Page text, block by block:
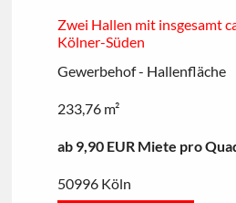
Zwei Hallen mit insgesamt
Kölner-Süden
Gewerbehof - Hallenfläche
233,76 m²
ab 9,90 EUR Miete pro
50996 Köln